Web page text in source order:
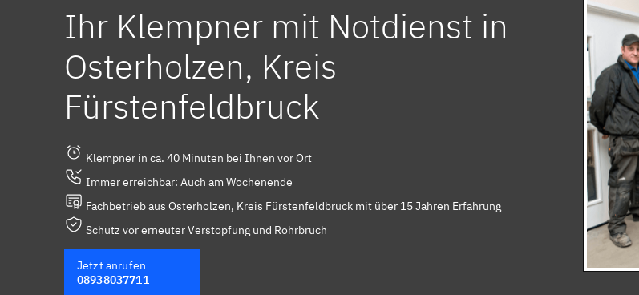
Ihr Klempner mit Notdienst in
Osterholzen, Kreis
Fürstenfeldbruck
Klempner in ca. 40 Minuten bei Ihnen vor Ort
Immer erreichbar: Auch am Wochenende
Fachbetrieb aus Osterholzen, Kreis Fürstenfeldbruck mit über 15 Jahren Erfahrung
Schutz vor erneuter Verstopfung und Rohrbruch
Jetzt anrufen
08938037711